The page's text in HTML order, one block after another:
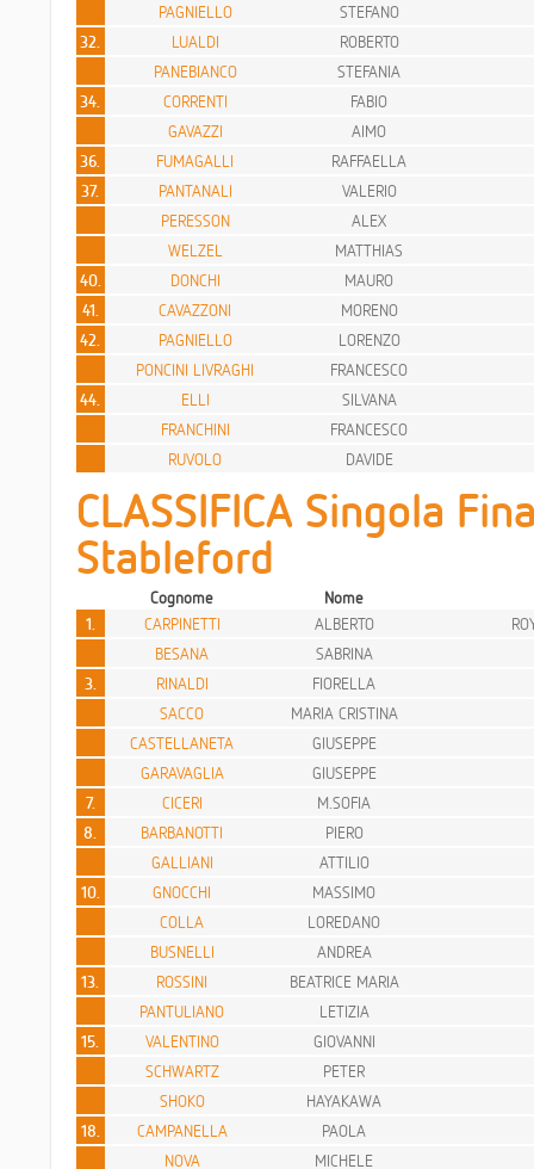
PAGNIELLO
STEFANO
32.
LUALDI
ROBERTO
PANEBIANCO
STEFANIA
34.
CORRENTI
FABIO
GAVAZZI
AIMO
36.
FUMAGALLI
RAFFAELLA
37.
PANTANALI
VALERIO
PERESSON
ALEX
WELZEL
MATTHIAS
40.
DONCHI
MAURO
41.
CAVAZZONI
MORENO
42.
PAGNIELLO
LORENZO
PONCINI LIVRAGHI
FRANCESCO
44.
ELLI
SILVANA
FRANCHINI
FRANCESCO
RUVOLO
DAVIDE
CLASSIFICA Singola
Stableford
Cognome
Nome
1.
CARPINETTI ALBERTO
BESANA
SABRINA
3.
RINALDI
FIORELLA
SACCO
MARIA CRISTINA
CASTELLANETA
GIUSEPPE
GARAVAGLIA
GIUSEPPE
7.
CICERI
M.SOFIA
8.
BARBANOTTI
PIERO
GALLIANI
ATTILIO
10.
GNOCCHI
MASSIMO
COLLA
LOREDANO
BUSNELLI
ANDREA
13.
ROSSINI
BEATRICE MARIA
PANTULIANO
LETIZIA
15.
VALENTINO
GIOVANNI
SCHWARTZ
PETER
SHOKO
HAYAKAWA
18.
CAMPANELLA
PAOLA
NOVA
MICHELE